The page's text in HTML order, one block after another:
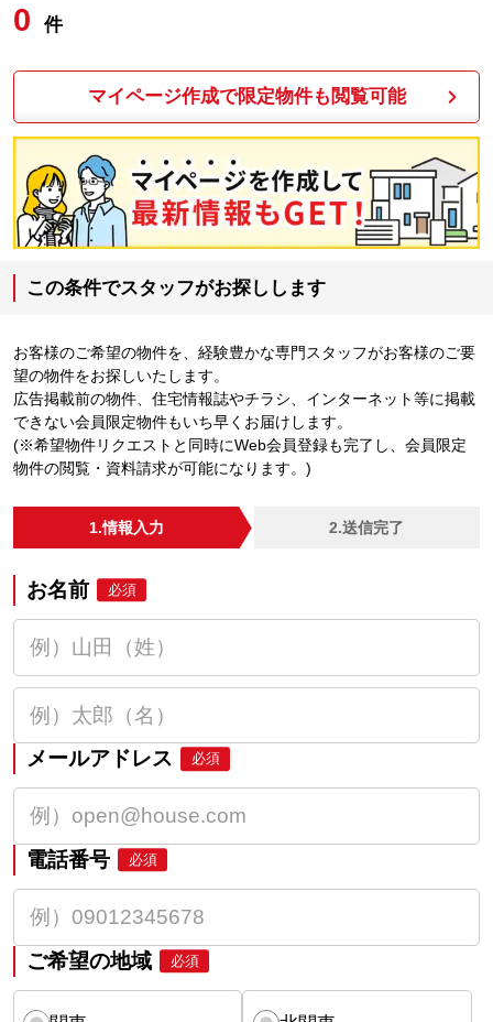
0 件
マイページ作成で限定物件も閲覧可能
この条件でスタッフがお探しします
お客様のご希望の物件を、経験豊かな専門スタッフがお客様のご要
望の物件をお探しいたします。
広告掲載前の物件、住宅情報誌やチラシ、インターネット等に掲載
できない会員限定物件もいち早くお届けします。
(※希望物件リクエストと同時にWeb会員登録も完了し、会員限定
物件の閲覧・資料請求が可能になります。)
1.情報入力 2.送信完了
お名前 必須
メールアドレス 必須
電話番号 必須
ご希望の地域 必須